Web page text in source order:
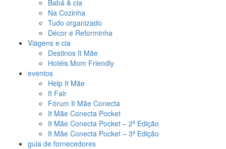
Babá & cia
Na Cozinha
Tudo organizado
Décor e Reforminha
Viagens e cia
Destinos It Mãe
Hotéis Mom Friendly
eventos
Help It Mãe
It Fair
Fórum It Mãe Conecta
It Mãe Conecta Pocket
It Mãe Conecta Pocket – 2ª Edição
It Mãe Conecta Pocket – 3ª Edição
guia de fornecedores